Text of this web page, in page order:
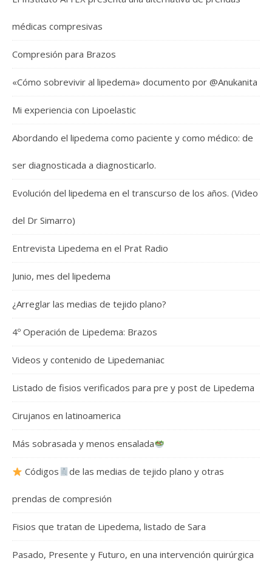
médicas compresivas
Compresión para Brazos
«Cómo sobrevivir al lipedema» documento por @Anukanita
Mi experiencia con Lipoelastic
Abordando el lipedema como paciente y como médico: de
ser diagnosticada a diagnosticarlo.
Evolución del lipedema en el transcurso de los años. (Video
del Dr Simarro)
Entrevista Lipedema en el Prat Radio
Junio, mes del lipedema
¿Arreglar las medias de tejido plano?
4º Operación de Lipedema: Brazos
Videos y contenido de Lipedemaniac
Listado de fisios verificados para pre y post de Lipedema
Cirujanos en latinoamerica
Más sobrasada y menos ensalada
Códigos de las medias de tejido plano y otras
prendas de compresión
Fisios que tratan de Lipedema, listado de Sara
Pasado, Presente y Futuro, en una intervención quirúrgica